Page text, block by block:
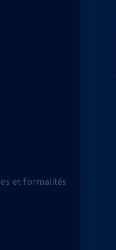
et formalités